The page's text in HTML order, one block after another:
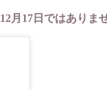
12月17日ではありま